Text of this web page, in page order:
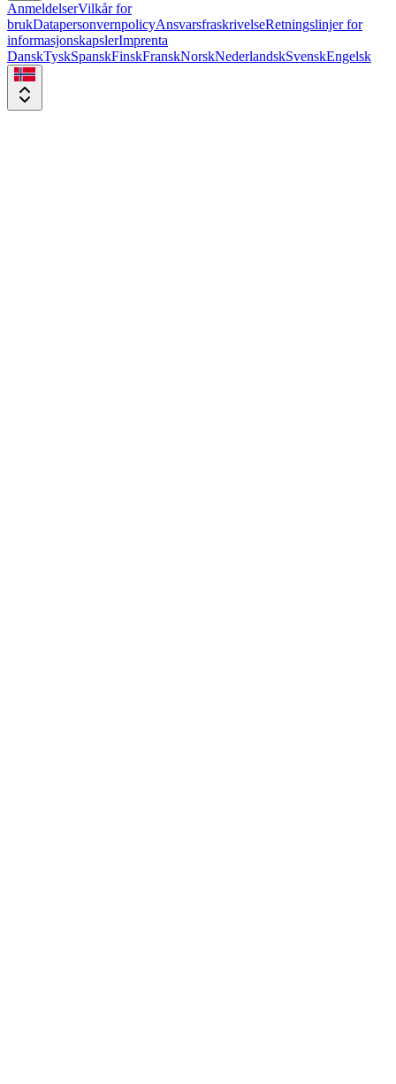
AnmeldelserVilkår for
brukDatapersonvernpolicyAnsvarsfraskrivelseRetningslinjer for
informasjonskapslerImprenta
DanskTyskSpanskFinskFranskNorskNederlandskSvenskEngelsk